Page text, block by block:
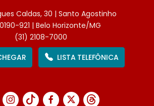
Caldas, 30 | Santo Agostinho
921 | Belo Horizonte/MG
(31) 2108-7000
LISTA TELEFÔNICA